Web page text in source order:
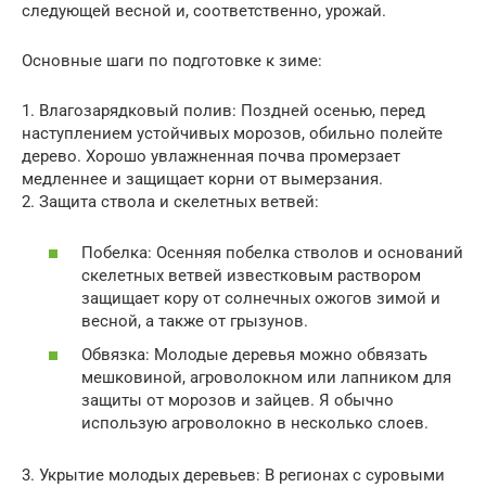
следующей весной и, соответственно, урожай.
Основные шаги по подготовке к зиме:
1. Влагозарядковый полив: Поздней осенью, перед
наступлением устойчивых морозов, обильно полейте
дерево. Хорошо увлажненная почва промерзает
медленнее и защищает корни от вымерзания.
2. Защита ствола и скелетных ветвей:
Побелка: Осенняя побелка стволов и оснований
скелетных ветвей известковым раствором
защищает кору от солнечных ожогов зимой и
весной, а также от грызунов.
Обвязка: Молодые деревья можно обвязать
мешковиной, агроволокном или лапником для
защиты от морозов и зайцев. Я обычно
использую агроволокно в несколько слоев.
3. Укрытие молодых деревьев: В регионах с суровыми